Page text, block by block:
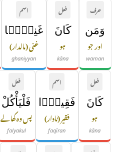
حرف
وَمَن
اور جو
waman
فعل
كَانَ
ہو
kāna
اسم
غَنِيًّۭا
غنی (مالدار)
ghaniyyan
فعل
كَانَ
ہو
kāna
اسم
فَقِيرًۭا
فقیر (نادار)
faqīran
فعل
فَلْيَأْكُلْ
پس وہ کھا لے
falyakul